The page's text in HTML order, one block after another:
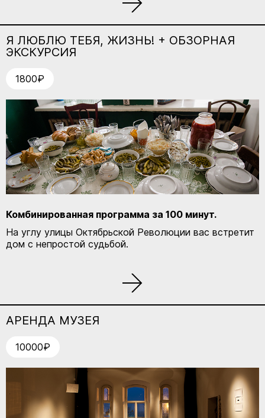
Я ЛЮБЛЮ ТЕБЯ, ЖИЗНЬ! + ОБЗОРНАЯ
ЭКСКУРСИЯ
1800₽
Комбинированная программа за 100 минут.
На углу улицы Октябрьской Революции вас встретит
дом с непростой судьбой.
АРЕНДА МУЗЕЯ
10000₽